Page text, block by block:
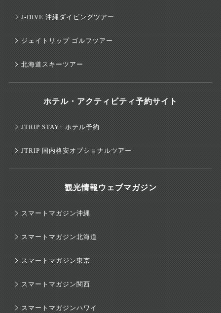
J-DIVE 沖縄ダイビングツアー
ジェイトリップ ゴルフツアー
北海道スキーツアー
ホテル・アクティビティ予約サイト
JTRIP STAY+ ホテル予約
JTRIP 国内格安オプショナルツアー
観光情報ウェブマガジン
スマートマガジン沖縄
スマートマガジン北海道
スマートマガジン東京
スマートマガジン関西
スマートマガジンハワイ